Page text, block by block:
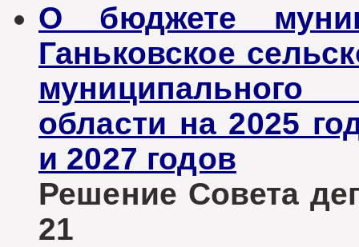
О бюджете
Ганьковское
муниципального
области на 2025
и 2027 годов
Решение Совета
21